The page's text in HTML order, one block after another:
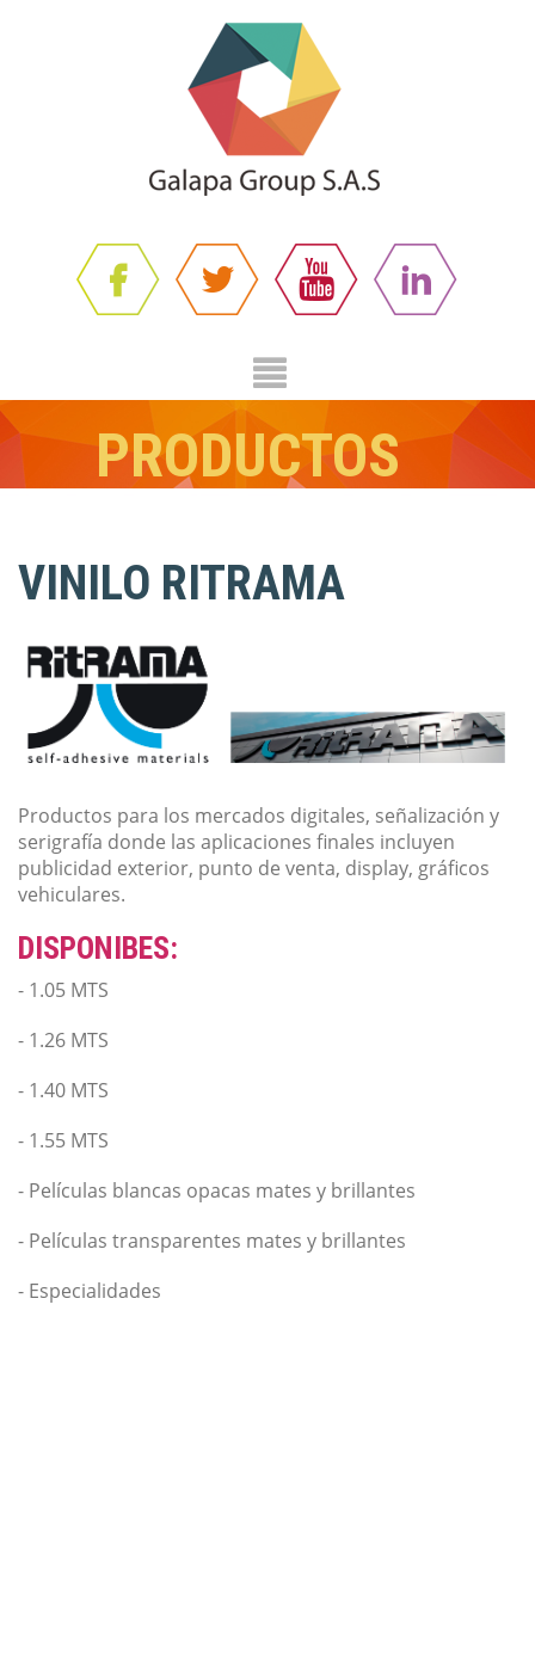
PRODUCTOS
VINILO RITRAMA
Productos para los mercados digitales, señalización y
serigrafía donde las aplicaciones finales incluyen
publicidad exterior, punto de venta, display, gráficos
vehiculares.
DISPONIBES:
- 1.05 MTS
- 1.26 MTS
- 1.40 MTS
- 1.55 MTS
- Películas blancas opacas mates y brillantes
- Películas transparentes mates y brillantes
- Especialidades